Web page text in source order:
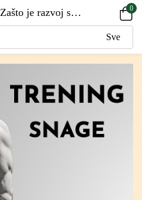
Trening snage: Zašto je razvoj snage prioritet 0